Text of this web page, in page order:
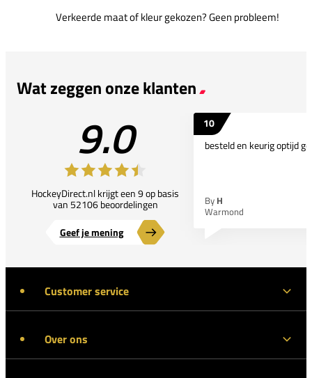
Verkeerde maat of kleur gekozen? Geen probleem!
Wat zeggen onze klanten
9.0
HockeyDirect.nl krijgt een 9 op basis
van 52106 beoordelingen
Geef je mening
10
besteld en keurig optijd
By H
Warmond
Customer service
Over ons